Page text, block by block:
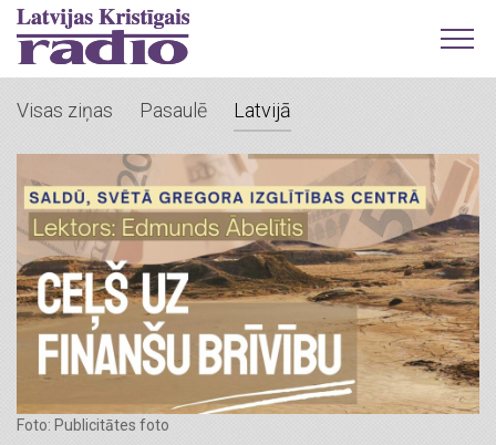
Visas ziņas Pasaulē Latvijā
Foto: Publicitātes foto